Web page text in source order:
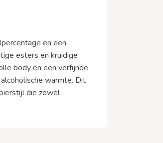
en een
esters en kruidige
body en een verfijnde
warmte. Dit
die zowel